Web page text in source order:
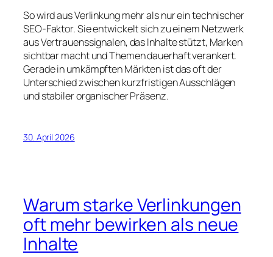
So wird aus Verlinkung mehr als nur ein technischer
SEO-Faktor. Sie entwickelt sich zu einem Netzwerk
aus Vertrauenssignalen, das Inhalte stützt, Marken
sichtbar macht und Themen dauerhaft verankert.
Gerade in umkämpften Märkten ist das oft der
Unterschied zwischen kurzfristigen Ausschlägen
und stabiler organischer Präsenz.
30. April 2026
Warum starke Verlinkungen
oft mehr bewirken als neue
Inhalte